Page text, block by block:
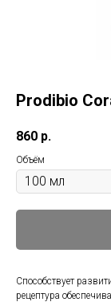
Prodibio
860 р.
Объём
Способствует
рецептура